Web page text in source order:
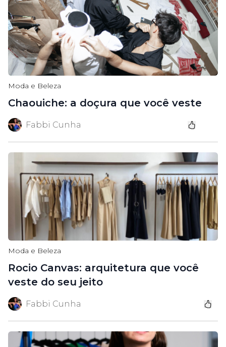
Moda e Beleza
Chaouiche: a doçura que você veste
Fabbi Cunha
Moda e Beleza
Rocio Canvas: arquitetura que você
veste do seu jeito
Fabbi Cunha